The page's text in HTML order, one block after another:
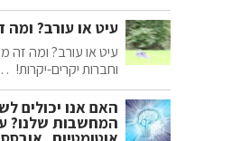
עיט או עורב?
עיט או עורב? ומה
וחברות יקרים-יקרות!
האם אנו יכולים
המחשבות שלנו?